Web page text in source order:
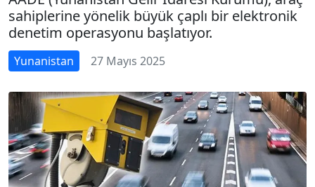
sahiplerine yönelik büyük çaplı bir elektronik
denetim operasyonu başlatıyor.
Yunanistan 27 Mayıs 2025